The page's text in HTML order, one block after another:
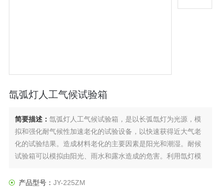
氙弧灯人工气候试验箱
简要描述： 氙弧灯人工气候试验箱，是以长弧氙灯为光源，模
拟和强化耐气候性加速老化的试验设备，以快速获得近大气老
化的试验结果。造成材料老化的主要因素是阳光和潮湿。耐候
试验箱可以模拟由阳光、雨水和露水造成的危害。利用氙灯模
放置在一定温度下的光照和潮气交替的循环程序中进行测试，
产品型号： JY-225ZM